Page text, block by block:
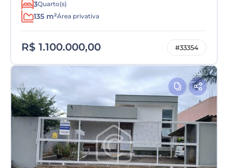
3Quarto(s)
135 m²Área privativa
R$ 1.100.000,00 #33354